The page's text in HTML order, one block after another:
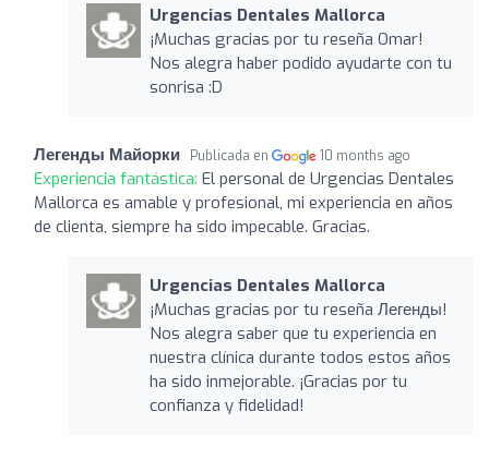
Urgencias Dentales Mallorca
¡Muchas gracias por tu reseña Omar!
Nos alegra haber podido ayudarte con tu
sonrisa :D
Легенды Майорки Publicada en 10 months ago
Experiencia fantástica: El personal de Urgencias Dentales
Mallorca es amable y profesional, mi experiencia en años
de clienta, siempre ha sido impecable. Gracias.
Urgencias Dentales Mallorca
¡Muchas gracias por tu reseña Легенды!
Nos alegra saber que tu experiencia en
nuestra clínica durante todos estos años
ha sido inmejorable. ¡Gracias por tu
confianza y fidelidad!